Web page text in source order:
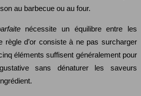
au barbecue ou au four.
nécessite un équilibre entre les
règle d’or consiste à ne pas surcharger
éléments suffisent généralement pour
sans dénaturer les saveurs